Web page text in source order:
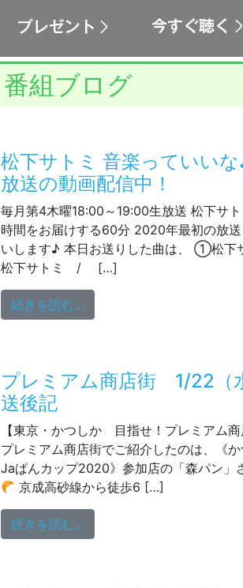
番組ブログ
松下サトミ 音楽っていい
放送の動画配信中！
毎月第4木曜18:00～19:00生放送 松下サ
時間をお届けする60分 2020年最初の放
いします♪ 本日お送りした曲は、 ①
松下サトミ / […]
続きを読む…
プレミアム商店街 1/22（
送後記
【東京・かつしか 目指せ！プレミアム
プレミアム商店街でご紹介したのは、《
Jaぱんカップ2020》参加店の「森パン」
京成高砂線から徒歩6 […]
続きを読む…